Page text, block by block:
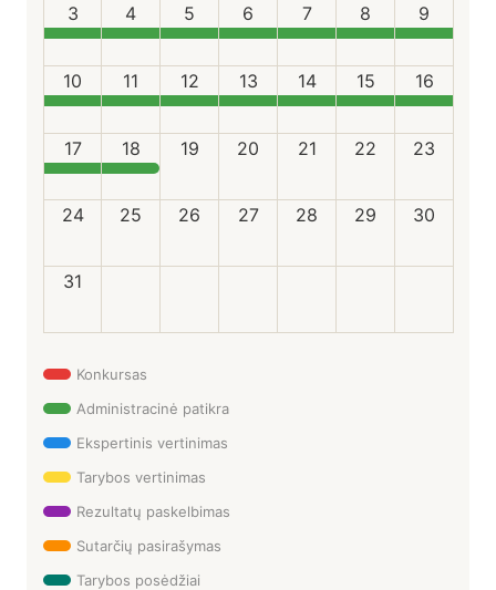
3 4 5 6 7 8 9
10 11 12 13 14 15 16
17 18 19 20 21 22 23
24 25 26 27 28 29 30
31
Konkursas
Administracinė patikra
Ekspertinis vertinimas
Tarybos vertinimas
Rezultatų paskelbimas
Sutarčių pasirašymas
Tarybos posėdžiai